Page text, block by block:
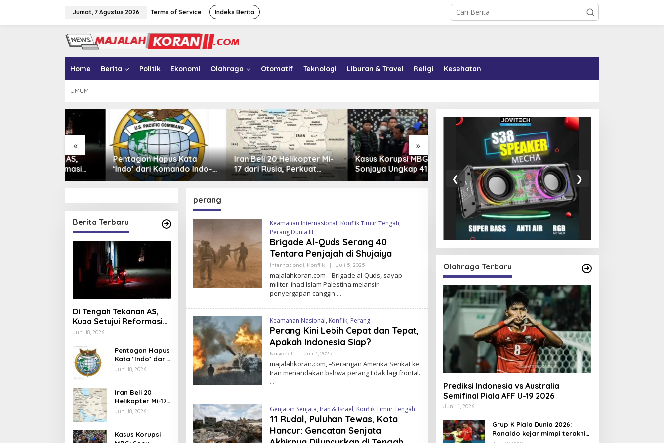
Jumat, 7 Agustus 2026 Terms of Service Indeks Berita
Home Berita Politik Ekonomi Olahraga Otomatif Teknologi Liburan & Travel Religi Kesehatan
UMUM
« »
Pentagon Hapus Kata
‘Indo’ dari Komando Indo-
Pasifik, Mengapa?
Iran Beli 20 Helikopter Mi-
17 dari Rusia, Perkuat
Armada Udara di Tengah
Kasus Korupsi MBG: Sony
Sonjaya Ungkap 41 Nama
Politikus yang Diduga
100 Ucapan Terima Kasih
yang Menyentuh Hati dari
Murid untuk Guru
Kuba Setujui Reformasi
Ekonomi
Berita Terbaru
Di Tengah Tekanan AS,
Kuba Setujui Reformasi
Ekonomi
Juni 18, 2026
Pentagon Hapus
Kata ‘Indo’ dari
Komando Indo-
Juni 18, 2026
Iran Beli 20
Helikopter Mi-17
dari Rusia,
Sanksi Barat
Juni 18, 2026
Kasus Korupsi
perang
Keamanan Internasional, Konflik Timur Tengah,
Perang Dunia III
Brigade Al-Quds Serang 40
Tentara Penjajah di Shujaiya
Internasional, Konflik Juli 5, 2025
L
E
H
J
L
A
H
K
A
majalahkoran.com – Brigade al-Quds, sayap
militer Jihad Islam Palestina melansir
penyergapan canggih
Keamanan Nasional, Konflik, Perang
Perang Kini Lebih Cepat dan Tepat,
Apakah Indonesia Siap?
Nasional Juli 4, 2025
L
E
H
J
L
A
H
K
majalahkoran.com, –Serangan Amerika Serikat ke
Iran menandakan bahwa perang tidak lagi frontal.
Genjatan Senjata, Iran & Israel, Konflik Timur Tengah
11 Rudal, Puluhan Tewas, Kota
Hancur: Gencatan Senjata
❮ ❯
Olahraga Terbaru
Prediksi Indonesia vs Australia
Semifinal Piala AFF U-19 2026
Juni 11, 2026
Grup K Piala Dunia 2026:
Ronaldo kejar mimpi terakhir